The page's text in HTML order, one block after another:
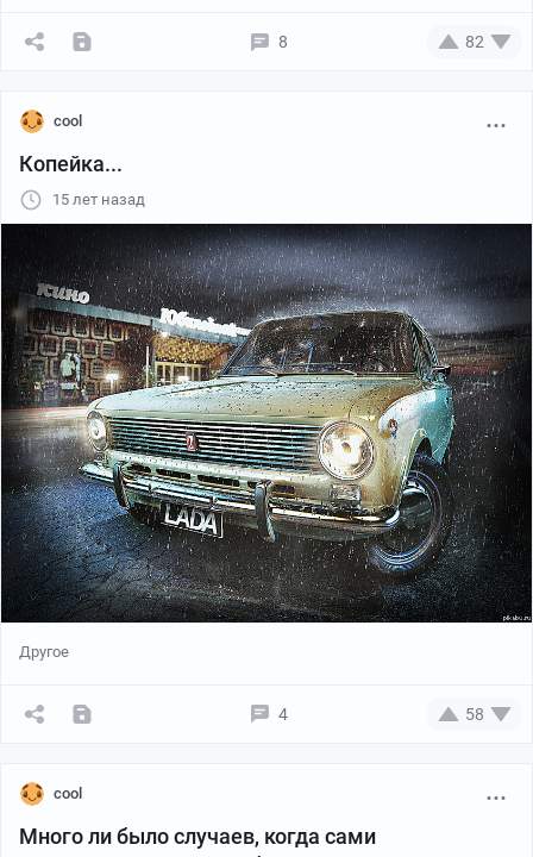
8 82
cool
Копейка...
15 лет назад
Другое
4 58
cool
Много ли было случаев, когда сами